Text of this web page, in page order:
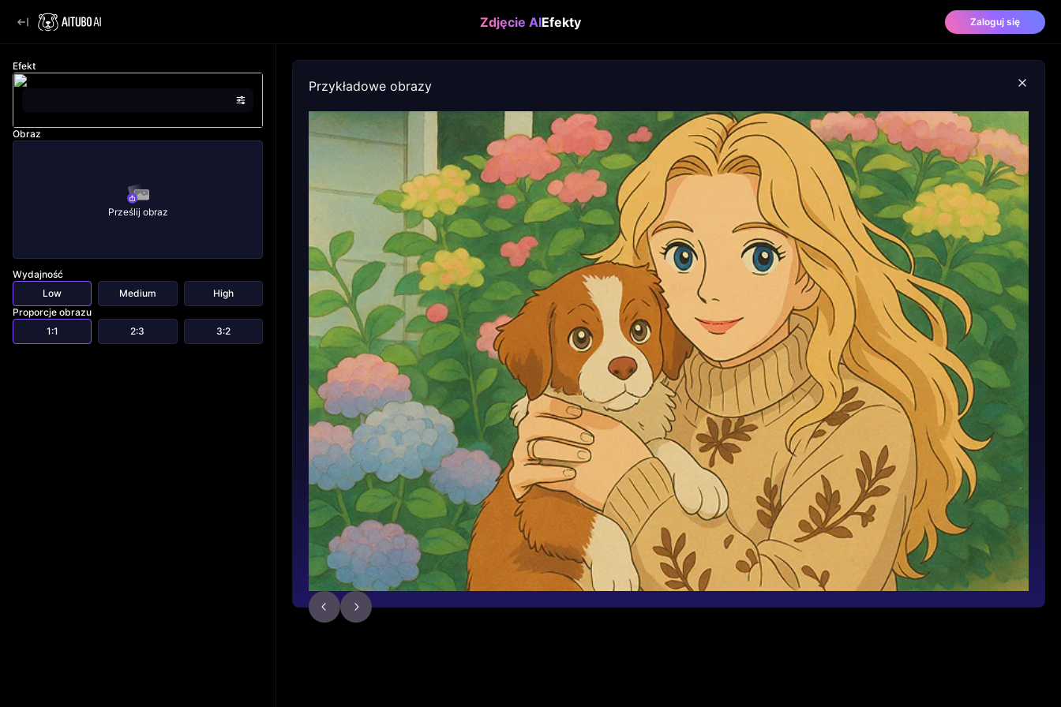
Zdjęcie AIEfekty Zaloguj się
Efekt
Obraz
Prześlij obraz
Wydajność
Low
Medium
High
Proporcje obrazu
1:1
2:3 3:2
Przykładowe obrazy